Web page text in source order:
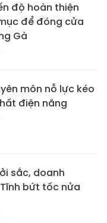
độ hoàn thiện
để đóng cửa
Gà
môn nỗ lực kéo
điện năng
sắc, doanh
bứt tốc nửa